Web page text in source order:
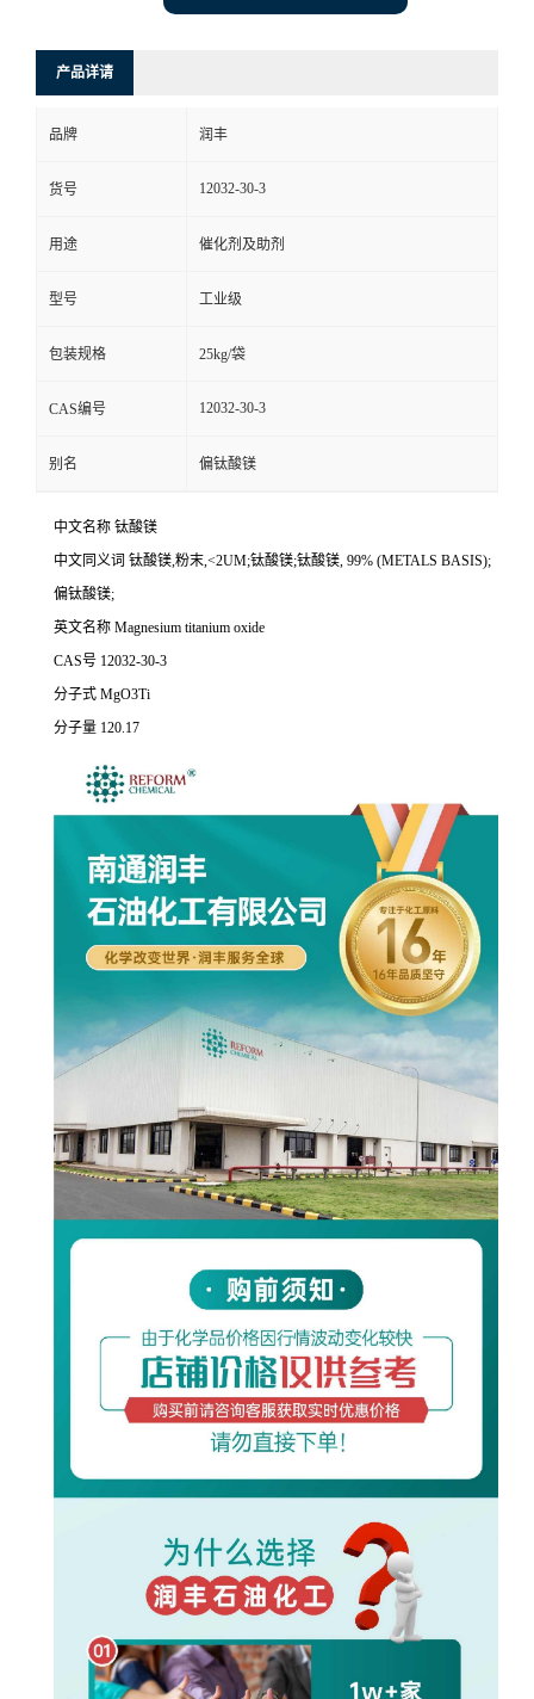
产品详请
品牌 润丰
货号 12032-30-3
用途 催化剂及助剂
型号 工业级
包装规格 25kg/袋
CAS编号 12032-30-3
别名 偏钛酸镁
中文名称 钛酸镁
中文同义词 钛酸镁,粉末,<2UM;钛酸镁;钛酸镁, 99% (METALS BASIS);
偏钛酸镁;
英文名称 Magnesium titanium oxide
CAS号 12032-30-3
分子式 MgO3Ti
分子量 120.17